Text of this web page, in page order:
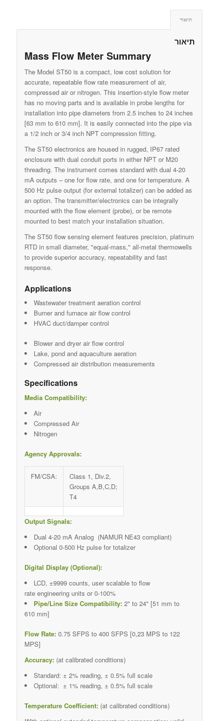
תיאור
תיאור
Mass Flow Meter Summary
The Model ST50 is a compact, low cost solution for
accurate, repeatable flow rate measurement of air,
compressed air or nitrogen. This insertion-style flow meter
has no moving parts and is available in probe lengths for
installation into pipe diameters from 2.5 inches to 24 inches
[63 mm to 610 mm]. It is easily connected into the pipe via
a 1/2 inch or 3/4 inch NPT compression fitting.
The ST50 electronics are housed in rugged, IP67 rated
enclosure with dual conduit ports in either NPT or M20
threading. The instrument comes standard with dual 4-20
mA outputs – one for flow rate, and one for temperature. A
500 Hz pulse output (for external totalizer) can be added as
an option. The transmitter/electronics can be integrally
mounted with the flow element (probe), or be remote
mounted to best match your installation situation.
The ST50 flow sensing element features precision, platinum
RTD in small diameter, "equal-mass," all-metal thermowells
to provide superior accuracy, repeatability and fast
response.
Applications
Wastewater treatment aeration control
Burner and furnace air flow control
HVAC duct/damper control
Blower and dryer air flow control
Lake, pond and aquaculture aeration
Compressed air distribution measurements
Specifications
Media Compatibility:
Air
Compressed Air
Nitrogen
Agency Approvals:
FM/CSA:
Class 1, Div.2,
Groups A,B,C,D;
T4
Output Signals:
Dual 4-20 mA Analog (NAMUR NE43 compliant)
Optional 0-500 Hz pulse for totalizer
Digital Display (Optional):
LCD, ±9999 counts, user scalable to flow
rate engineering units or 0-100%
Pipe/Line Size Compatibility:2" to 24" [51 mm to
610 mm]
Flow Rate: 0.75 SFPS to 400 SFPS [0,23 MPS to 122
MPS]
Accuracy:(at calibrated conditions)
Standard: ± 2% reading, ± 0.5% full scale
Optional: ± 1% reading, ± 0.5% full scale
Temperature Coefficient:(at calibrated conditions)